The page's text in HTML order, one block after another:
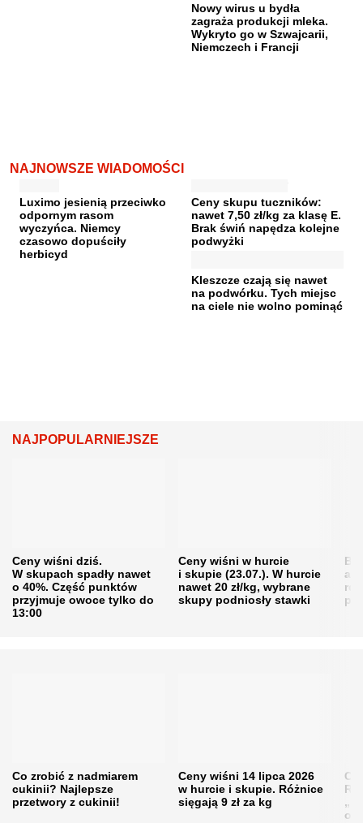
Nowy wirus u bydła
zagraża produkcji mleka.
Wykryto go w Szwajcarii,
Niemczech i Francji
NAJNOWSZE WIADOMOŚCI
Luximo jesienią przeciwko
odpornym rasom
wyczyńca. Niemcy
czasowo dopuściły
herbicyd
Ceny skupu tuczników:
nawet 7,50 zł/kg za klasę E.
Brak świń napędza kolejne
podwyżki
Kleszcze czają się nawet
na podwórku. Tych miejsc
na ciele nie wolno pominąć
NAJPOPULARNIEJSZE
Ceny wiśni dziś.
W skupach spadły nawet
o 40%. Część punktów
przyjmuje owoce tylko do
13:00
Ceny wiśni w hurcie
i skupie (23.07.). W hurcie
nawet 20 zł/kg, wybrane
skupy podniosły stawki
Co zrobić z nadmiarem
cukinii? Najlepsze
przetwory z cukinii!
Ceny wiśni 14 lipca 2026
w hurcie i skupie. Różnice
sięgają 9 zł za kg